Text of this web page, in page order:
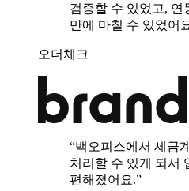
검증할 수 있었고, 연
만에 마칠 수 있었어
오더체크
“백오피스에서 세금
처리할 수 있게 되서
편해졌어요.”